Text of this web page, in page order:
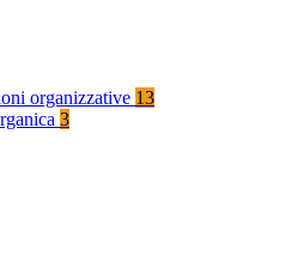
organizzative 13
3